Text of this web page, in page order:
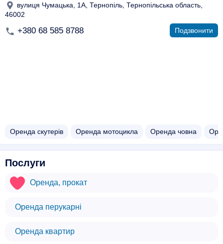
вулиця Чумацька, 1А, Тернопіль, Тернопільська область,
46002
+380 68 585 8788 Подзвонити
Оренда скутерів Оренда мотоцикла Оренда човна
Послуги
Оренда, прокат
Оренда перукарні
Оренда квартир